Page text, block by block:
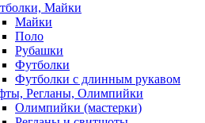
Майки
Майки
Поло
Рубашки
Футболки
Футболки с длинным рукавом
Регланы, Олимпийки
Олимпийки (мастерки)